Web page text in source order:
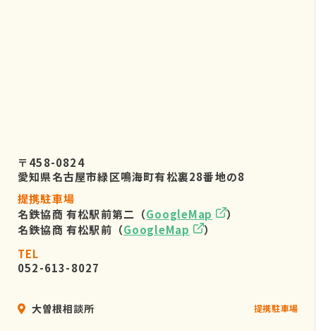
〒458-0824
愛知県名古屋市緑区鳴海町有松裏28番地の8
提携駐車場
名鉄協商 有松駅前第二（GoogleMap
）
名鉄協商 有松駅前（GoogleMap
）
TEL
052-613-8027
大曽根相談所 提携駐車場